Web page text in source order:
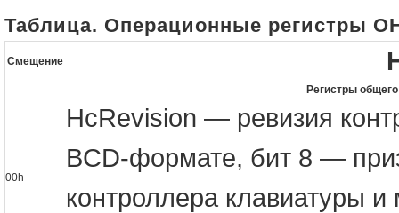
Таблица. Операционные регистры
Смещение
Регистры
00h
HcRevision — ревизия
BCD-формате, бит 8 —
контроллера клавиатуры